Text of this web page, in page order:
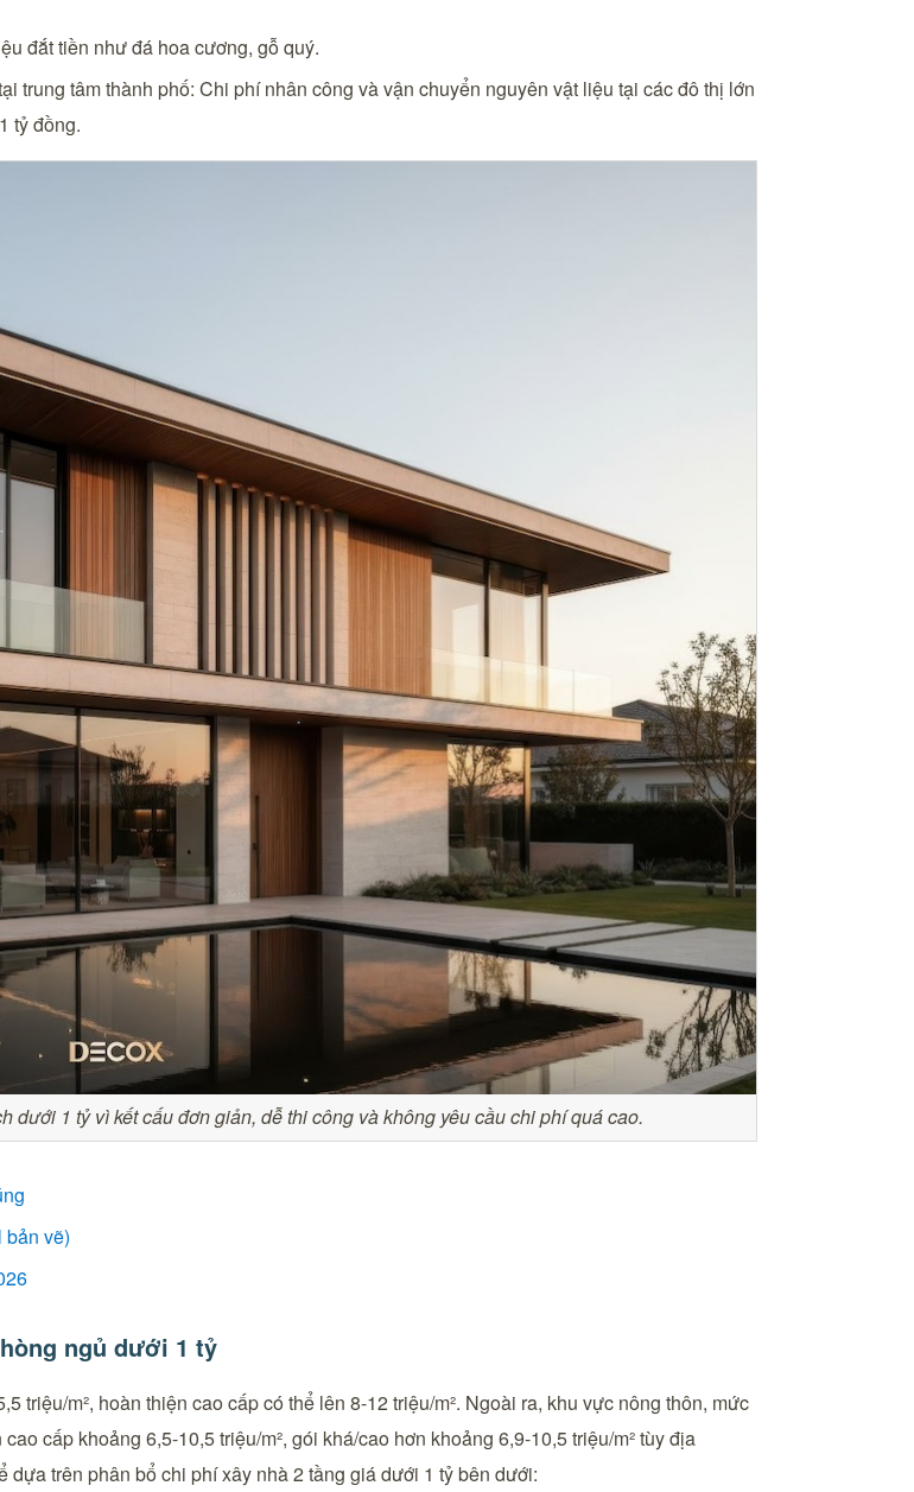
đắt tiền như đá hoa cương, gỗ quý.
trung tâm thành phố: Chi phí nhân công và vận chuyển nguyên vật liệu tại các đô thị lớn
tỷ đồng.
dưới 1 tỷ vì kết cấu đơn giản, dễ thi công và không yêu cầu chi phí quá cao.
bản vẽ)
ngủ dưới 1 tỷ
triệu/m², hoàn thiện cao cấp có thể lên 8-12 triệu/m². Ngoài ra, khu vực nông thôn, mức
cấp khoảng 6,5-10,5 triệu/m², gói khá/cao hơn khoảng 6,9-10,5 triệu/m² tùy địa
trên phân bổ chi phí xây nhà 2 tầng giá dưới 1 tỷ bên dưới: